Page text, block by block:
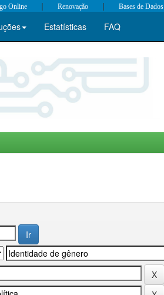
Online | Renovação | Bases de Dados
Estatísticas FAQ